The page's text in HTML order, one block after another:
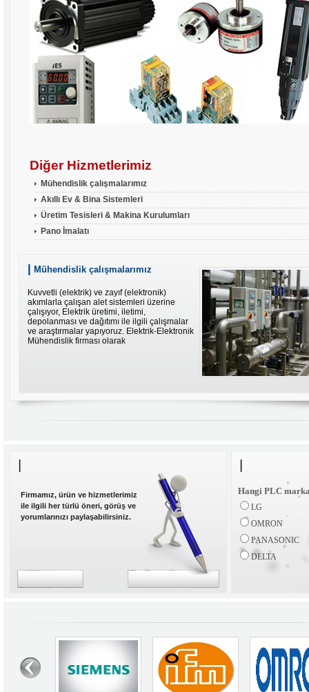
Diğer Hizmetlerimiz
Mühendislik çalışmalarımız
Akıllı Ev & Bina Sistemleri
Üretim Tesisleri & Makina Kurulumları
Pano İmalatı
| Mühendislik çalışmalarımız
Kuvvetli (elektrik) ve zayıf (elektronik)
akımlarla çalışan alet sistemleri üzerine
çalışıyor, Elektrik üretimi, iletimi,
depolanması ve dağıtımı ile ilgili çalışmalar
ve araştırmalar yapıyoruz. Elektrik-Elektronik
Mühendislik firması olarak
Firmamız, ürün ve hizmetlerimiz
ile ilgili her türlü öneri, görüş ve
yorumlarınızı paylaşabilirsiniz.
Hangi PLC
LG
OMRON
PANASONIC
DELTA